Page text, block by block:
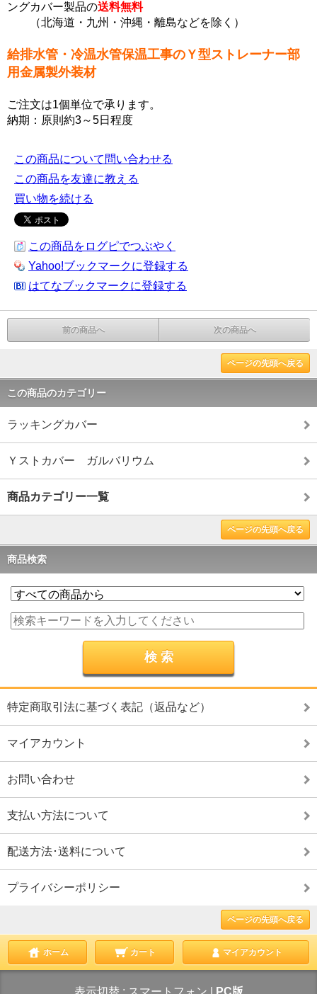
ングカバー製品の送料無料
（北海道・九州・沖縄・離島などを除く）
給排水管・冷温水管保温工事のＹ型ストレーナー部
用金属製外装材
ご注文は1個単位で承ります。
納期：原則約3～5日程度
この商品について問い合わせる
この商品を友達に教える
買い物を続ける
この商品をログピでつぶやく
Yahoo!ブックマークに登録する
はてなブックマークに登録する
前の商品へ 次の商品へ
ページの先頭へ戻る
この商品のカテゴリー
ラッキングカバー
Ｙストカバー ガルバリウム
商品カテゴリー一覧
ページの先頭へ戻る
商品検索
特定商取引法に基づく表記（返品など）
マイアカウント
お問い合わせ
支払い方法について
配送方法･送料について
プライバシーポリシー
ページの先頭へ戻る
ホーム カート マイアカウント
表示切替 : スマートフォン PC版